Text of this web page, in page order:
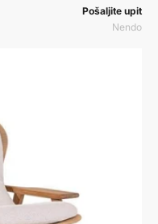
Prodavač:
Pošaljite upit
Nendo